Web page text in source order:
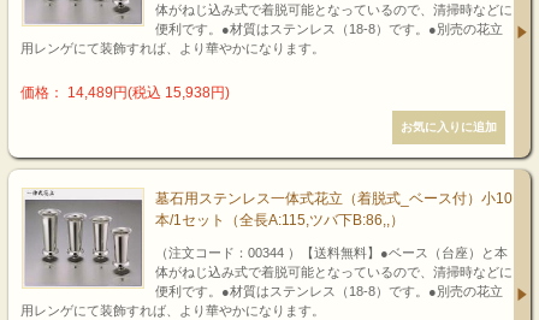
体がねじ込み式で着脱可能となっているので、清掃時などに
便利です。●材質はステンレス（18-8）です。●別売の花立
用レンゲにて装飾すれば、より華やかになります。
価格： 14,489円(税込 15,938円)
墓石用ステンレス一体式花立（着脱式_ベース付）小10
本/1セット（全長A:115,ツバ下B:86,,）
（注文コード：00344 ）【送料無料】●ベース（台座）と本
体がねじ込み式で着脱可能となっているので、清掃時などに
便利です。●材質はステンレス（18-8）です。●別売の花立
用レンゲにて装飾すれば、より華やかになります。